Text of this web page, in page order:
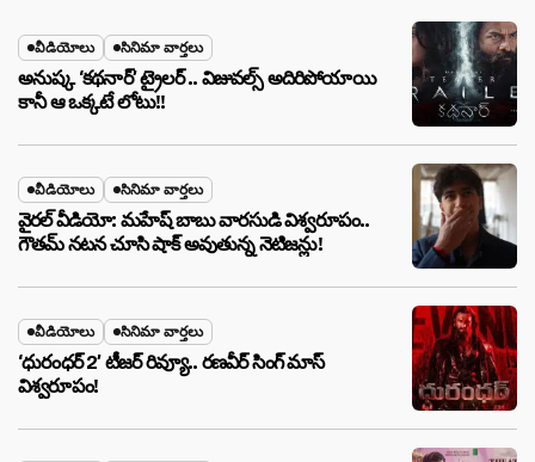
వీడియోలు సినిమా వార్తలు
అనుష్క ‘కథనార్’ ట్రైలర్ .. విజువల్స్ అదిరిపోయాయి
కానీ ఆ ఒక్కటే లోటు!!
వీడియోలు సినిమా వార్తలు
వైరల్ వీడియో: మహేష్ బాబు వారసుడి విశ్వరూపం..
గౌతమ్ నటన చూసి షాక్ అవుతున్న నెటిజన్లు!
వీడియోలు సినిమా వార్తలు
‘ధురంధర్ 2’ టీజర్ రివ్యూ.. రణవీర్ సింగ్ మాస్
విశ్వరూపం!